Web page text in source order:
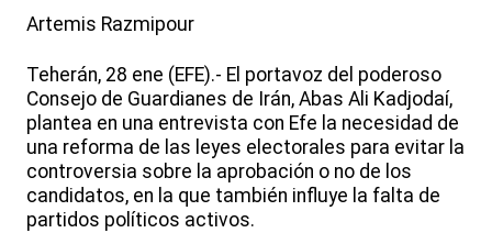
Artemis Razmipour
Teherán, 28 ene (EFE).- El portavoz del poderoso
Consejo de Guardianes de Irán, Abas Ali Kadjodaí,
plantea en una entrevista con Efe la necesidad de
una reforma de las leyes electorales para evitar la
controversia sobre la aprobación o no de los
candidatos, en la que también influye la falta de
partidos políticos activos.